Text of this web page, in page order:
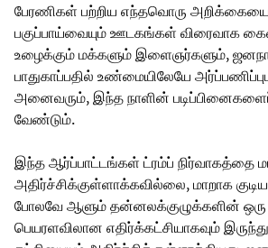
பேரணிகள் பற்றிய எந்தவொரு
பகுப்பாய்வையும் ஊடகங்கள் விரைவாக
உழைக்கும் மக்களும் இளைஞர்களும்,
பாதுகாப்பதில் உண்மையிலேயே
அனைவரும், இந்த நாளின் படிப்பினைகளைப்
வேண்டும்.
இந்த ஆர்ப்பாட்டங்கள் ட்ரம்ப் நிர்வாகத்தை
அதிர்ச்சிக்குள்ளாக்கவில்லை, மாறாக
போலவே ஆளும் தன்னலக்குழுக்களின்
பெயரளவிலான எதிர்க்கட்சியாகவும்